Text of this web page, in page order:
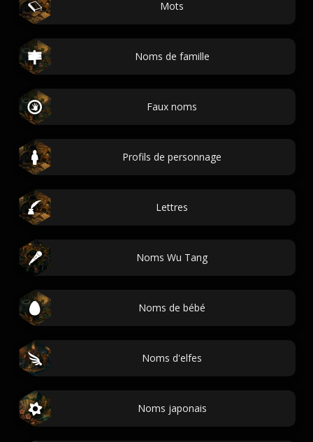
Mots
Noms de famille
Faux noms
Profils de personnage
Lettres
Noms Wu Tang
Noms de bébé
Noms d'elfes
Noms japonais